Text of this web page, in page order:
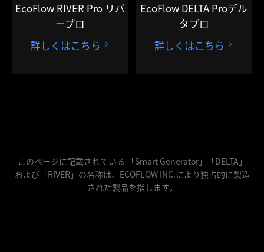
EcoFlow RIVER Pro リバ
ープロ
詳しくはこちら
EcoFlow DELTA Proデル
タプロ
詳しくはこちら
このページに記載されている 「Smart Generator」「DELTA」
および「RIVER」の名称は、ECOFLOW INC.により独占的に製造
された製品を指します。